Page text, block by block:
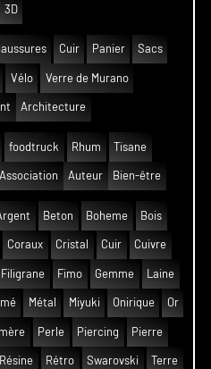
3D
Cuir Panier Sacs
Vélo Verre de Murano
Architecture
foodtruck Rhum Tisane
Association Auteur Bien-être
Beton Boheme Bois
Coraux Cristal Cuir Cuivre
Filigrane Fimo Gemme Laine
Métal Miyuki Onirique Or
Perle Piercing Pierre
Résine Rétro Swarovski Terre